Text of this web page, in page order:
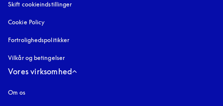
Skift cookieindstillinger
Cookie Policy
Fortrolighedspolitikker
Vilkår og betingelser
Vores virksomhed
Om os